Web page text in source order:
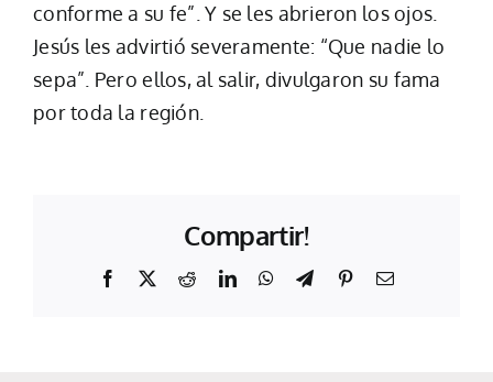
conforme a su fe”. Y se les abrieron los ojos.
Jesús les advirtió severamente: “Que nadie lo
sepa”. Pero ellos, al salir, divulgaron su fama
por toda la región.
Compartir!
Facebook RedditLinkedInWhatsApp
TelegramPinterestEmail